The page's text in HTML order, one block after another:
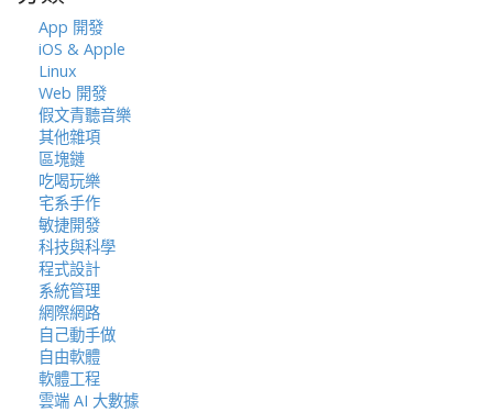
App 開發
iOS & Apple
Linux
Web 開發
假文青聽音樂
其他雜項
區塊鏈
吃喝玩樂
宅系手作
敏捷開發
科技與科學
程式設計
系統管理
網際網路
自己動手做
自由軟體
軟體工程
雲端 AI 大數據